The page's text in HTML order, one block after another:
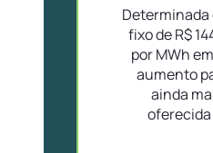
fixo de R$
por MWh
aumento
ainda